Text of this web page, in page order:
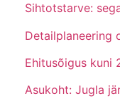
Sihtotstarve:
Detailplaneering
Ehitusõigus kuni
Asukoht: Jugla